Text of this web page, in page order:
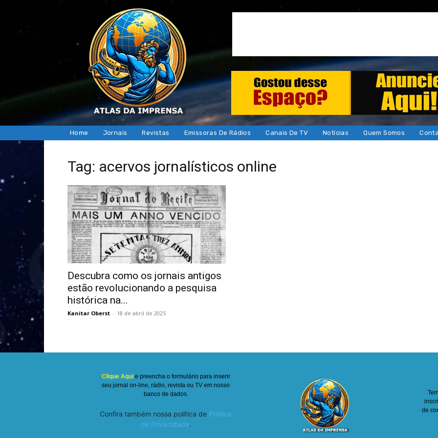
Home Jornais Revistas Emissoras De Rádios Canais De TV Notícias Quem Somos
Tag: acervos jornalísticos online
Descubra como os jornais antigos
estão revolucionando a pesquisa
histórica na...
Kanitar Oberst - 18 de abril de 2025
Clique Aquie preencha o formulário para inserir
seu jornal on-line, rádio, revista ou TV em nosso
banco de dados.
Confira também nossa política de Politica
de Privacidade.
de